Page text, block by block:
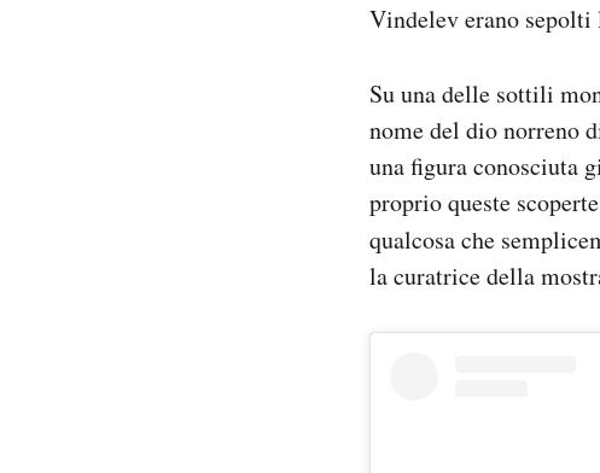
Vindelev erano
Su una delle sottili
nome del dio norreno
una figura conosciuta
proprio queste
qualcosa che
la curatrice della